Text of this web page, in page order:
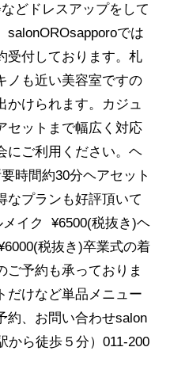
どドレスアップをして
salonOROsapporoでは
受付しております。札
ノも近い美容室ですの
かけられます。カジュ
セットまで幅広く対応
にご利用ください。ヘ
時間約30分ヘアセット
なプランも好評頂いて
イク ¥6500(税抜き)ヘ
税抜き)卒業式の着
ご予約も承っておりま
だけなど単品メニュー
約、お問い合わせsalon
から徒歩５分）011-200